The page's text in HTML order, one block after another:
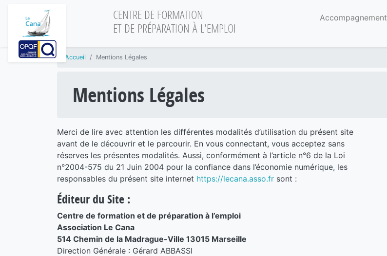
CENTRE DE FORMATION
ET DE PRÉPARATION À L'EMPLOI
Accompagnement
Accueil Mentions Légales
Mentions Légales
Merci de lire avec attention les différentes modalités d’utilisation du présent site
avant de le découvrir et le parcourir. En vous connectant, vous acceptez sans
réserves les présentes modalités. Aussi, conformément à l’article n°6 de la Loi
n°2004-575 du 21 Juin 2004 pour la confiance dans l’économie numérique, les
responsables du présent site internet https://lecana.asso.fr sont :
Éditeur du Site :
Centre de formation et de préparation à l’emploi
Association Le Cana
514 Chemin de la Madrague-Ville 13015 Marseille
Direction Générale : Gérard ABBASSI